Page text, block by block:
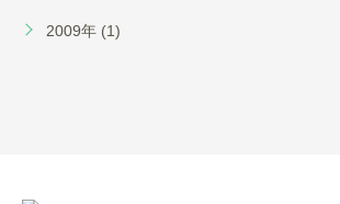
2009年 (1)